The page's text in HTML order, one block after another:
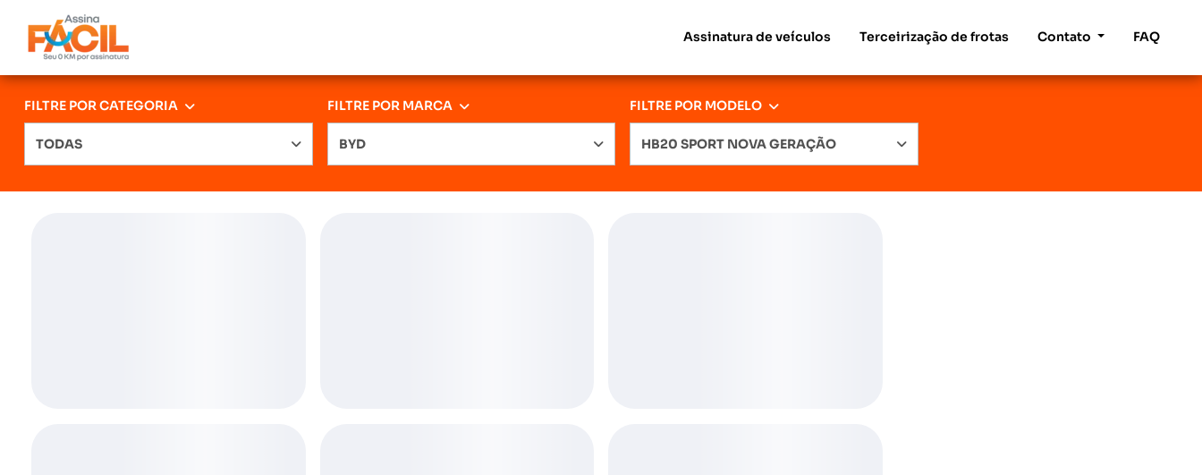
Assinatura de veículos Terceirização de frotas Contato FAQ
FILTRE POR CATEGORIA
TODAS
FILTRE POR MARCA
BYD
FILTRE POR MODELO
HB20 SPORT NOVA GERAÇÃO